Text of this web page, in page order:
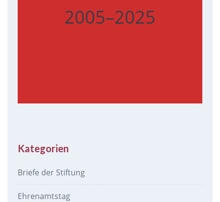
2005–2025
Kategorien
Briefe der Stiftung
Ehrenamtstag